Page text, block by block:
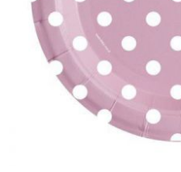
Animalerie
Outillage
Produits